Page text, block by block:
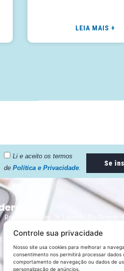
Controle sua privacidade
Nosso site usa cookies para melhorar a
consentimento nos permitirá processar dados
comportamento de navegação ou dados de
personalização de anúncios.
LEIA MAIS +
Li e aceito os termos
de Política e Privacidade.
Se
Rua Silva Jardim, 96 Lajeado, Rio Grande
Sociais: